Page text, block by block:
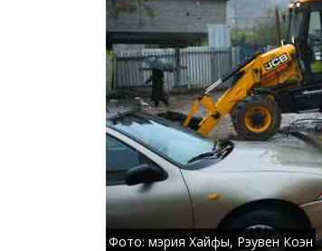
Фото: мэрия Хайфы, Рэувен Коэн